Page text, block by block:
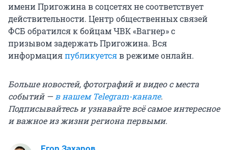
имени Пригожина в соцсетях не соответствует
действительности. Центр общественных связей
ФСБ обратился к бойцам ЧВК «Вагнер» с
призывом задержать Пригожина. Вся
информацияпубликуетсяв режиме онлайн.
Больше новостей, фотографий и видео с места
событий — в нашем Telegram-канале.
Подписывайтесь и узнавайте всё самое интересное
и важное из жизни региона первыми.